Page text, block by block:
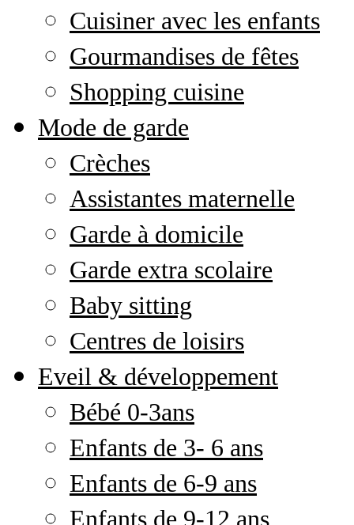
Cuisiner avec les enfants
Gourmandises de fêtes
Shopping cuisine
Mode de garde
Crèches
Assistantes maternelle
Garde à domicile
Garde extra scolaire
Baby sitting
Centres de loisirs
Eveil & développement
Bébé 0-3ans
Enfants de 3- 6 ans
Enfants de 6-9 ans
Enfants de 9-12 ans